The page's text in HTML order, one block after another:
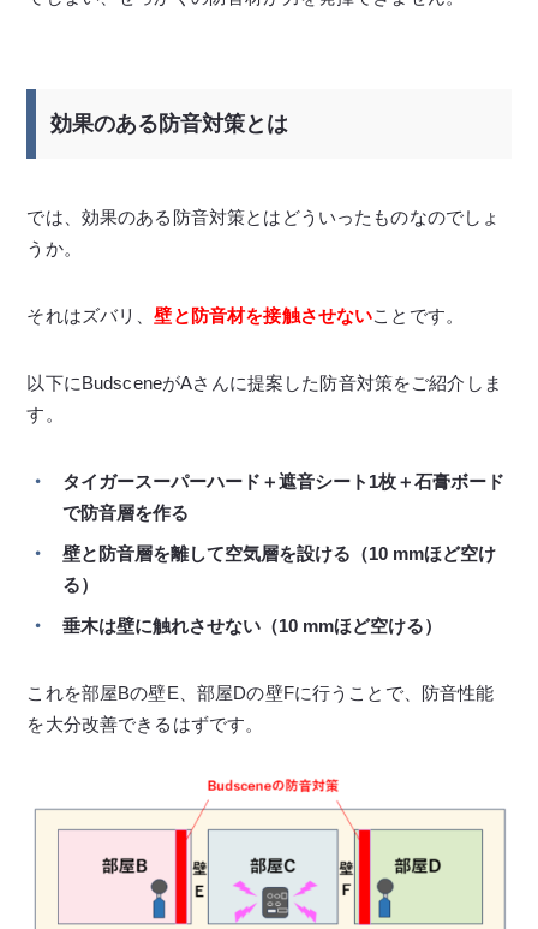
効果のある防音対策とは
では、効果のある防音対策とはどういったものなのでしょ
うか。
それはズバリ、壁と防音材を接触させないことです。
以下にBudsceneがAさんに提案した防音対策をご紹介しま
す。
タイガースーパーハード＋遮音シート1枚＋石膏ボード
で防音層を作る
壁と防音層を離して空気層を設ける（10 mmほど空け
る）
垂木は壁に触れさせない（10 mmほど空ける）
これを部屋Bの壁E、部屋Dの壁Fに行うことで、防音性能
を大分改善できるはずです。